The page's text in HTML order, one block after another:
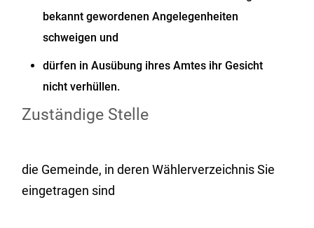
bekannt gewordenen Angelegenheiten
schweigen und
dürfen in Ausübung ihres Amtes ihr Gesicht
nicht verhüllen.
Zuständige Stelle
die Gemeinde, in deren Wählerverzeichnis Sie
eingetragen sind